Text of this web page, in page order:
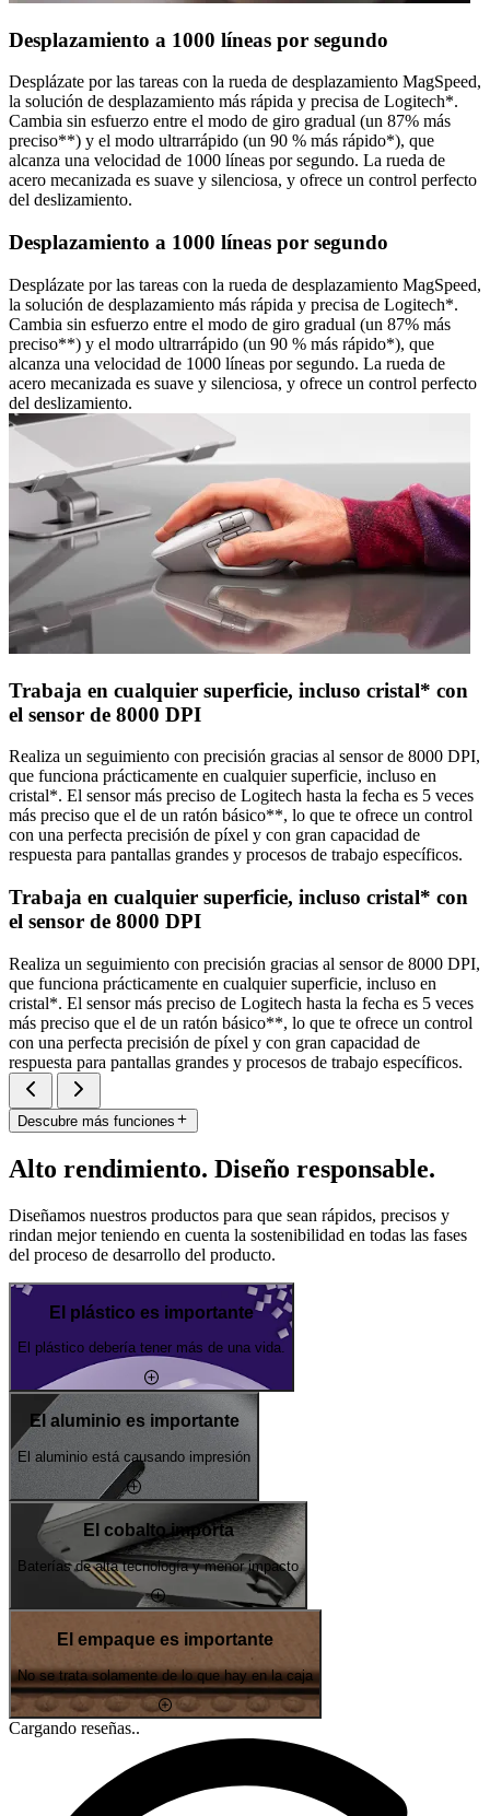
Desplazamiento a 1000 líneas por segundo
Desplázate por las tareas con la rueda de desplazamiento MagSpeed,
la solución de desplazamiento más rápida y precisa de Logitech*.
Cambia sin esfuerzo entre el modo de giro gradual (un 87% más
preciso**) y el modo ultrarrápido (un 90 % más rápido*), que
alcanza una velocidad de 1000 líneas por segundo. La rueda de
acero mecanizada es suave y silenciosa, y ofrece un control perfecto
del deslizamiento.
Desplazamiento a 1000 líneas por segundo
Desplázate por las tareas con la rueda de desplazamiento MagSpeed,
la solución de desplazamiento más rápida y precisa de Logitech*.
Cambia sin esfuerzo entre el modo de giro gradual (un 87% más
preciso**) y el modo ultrarrápido (un 90 % más rápido*), que
alcanza una velocidad de 1000 líneas por segundo. La rueda de
acero mecanizada es suave y silenciosa, y ofrece un control perfecto
del deslizamiento.
Trabaja en cualquier superficie, incluso cristal* con
el sensor de 8000 DPI
Realiza un seguimiento con precisión gracias al sensor de 8000 DPI,
que funciona prácticamente en cualquier superficie, incluso en
cristal*. El sensor más preciso de Logitech hasta la fecha es 5 veces
más preciso que el de un ratón básico**, lo que te ofrece un control
con una perfecta precisión de píxel y con gran capacidad de
respuesta para pantallas grandes y procesos de trabajo específicos.
Trabaja en cualquier superficie, incluso cristal* con
el sensor de 8000 DPI
Realiza un seguimiento con precisión gracias al sensor de 8000 DPI,
que funciona prácticamente en cualquier superficie, incluso en
cristal*. El sensor más preciso de Logitech hasta la fecha es 5 veces
más preciso que el de un ratón básico**, lo que te ofrece un control
con una perfecta precisión de píxel y con gran capacidad de
respuesta para pantallas grandes y procesos de trabajo específicos.
Descubre más funciones
Alto rendimiento. Diseño responsable.
Diseñamos nuestros productos para que sean rápidos, precisos y
rindan mejor teniendo en cuenta la sostenibilidad en todas las fases
del proceso de desarrollo del producto.
El plástico es importante
El plástico debería tener más de una vida.
El aluminio es importante
El aluminio está causando impresión
El cobalto importa
Baterías de alta tecnología y menor impacto
El empaque es importante
No se trata solamente de lo que hay en la caja
Cargando reseñas..